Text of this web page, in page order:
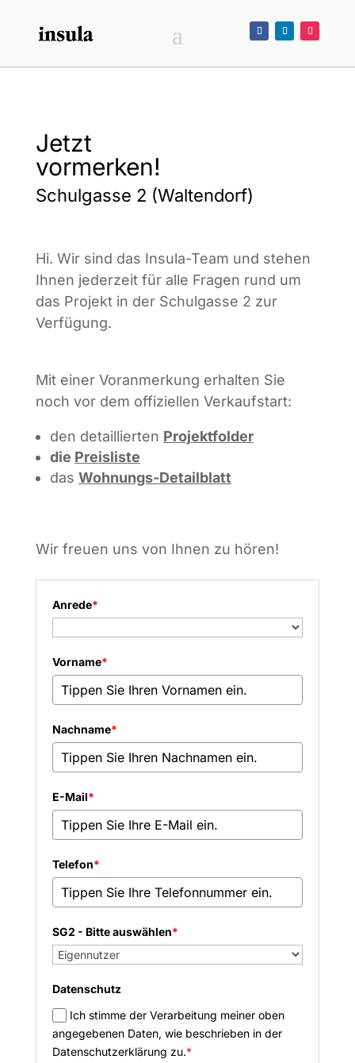
Jetzt
vormerken!
Schulgasse 2 (Waltendorf)
Hi. Wir sind das Insula-Team und stehen
Ihnen jederzeit für alle Fragen rund um
das Projekt in der Schulgasse 2 zur
Verfügung.
Mit einer Voranmerkung erhalten Sie
noch vor dem offiziellen Verkaufstart:
den detaillierten Projektfolder
die Preisliste
das Wohnungs-Detailblatt
Wir freuen uns von Ihnen zu hören!
Anrede*
Vorname*
Nachname*
E-Mail*
Telefon*
SG2 - Bitte auswählen*
Datenschutz
Ich stimme der Verarbeitung meiner oben
angegebenen Daten, wie beschrieben in der
Datenschutzerklärung zu.*